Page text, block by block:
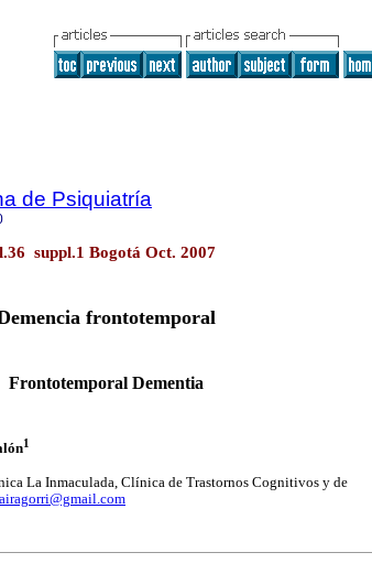
de Psiquiatría
suppl.1 Bogotá Oct. 2007
frontotemporal
Frontotemporal Dementia
1
La Inmaculada, Clínica de Trastornos Cognitivos y de
airagorri@gmail.com